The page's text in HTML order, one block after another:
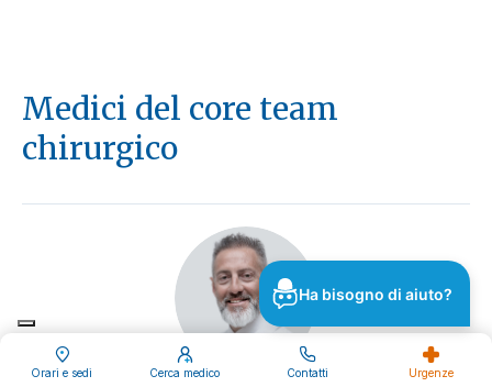
Orari e sedi Cerca medico Contatti Urgenze
Medici del core team
chirurgico
Ha bisogno di aiuto?